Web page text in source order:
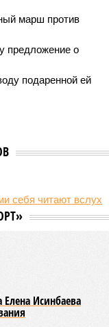
леса»
получены
и
эксплуатацию –
на Люблинской
компаний-
2024 года, но
словам дольщиков,
профильных
обещают сдать к
Но никто при
как эти
регулярно
отсутствует. Ни
признаков